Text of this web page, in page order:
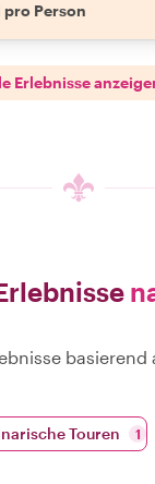
pro Person
Erlebnisse
basierend
Touren 1